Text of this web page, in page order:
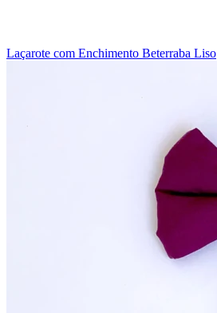
Laçarote com Enchimento Beterraba Liso